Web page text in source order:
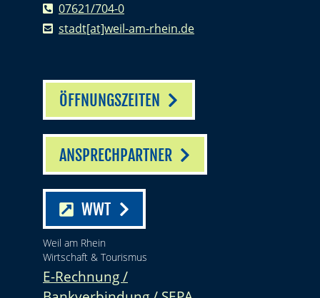
07621/704-0
stadt[at]weil-am-rhein.de
ÖFFNUNGSZEITEN
ANSPRECHPARTNER
WWT
Weil am Rhein
Wirtschaft & Tourismus
E-Rechnung /